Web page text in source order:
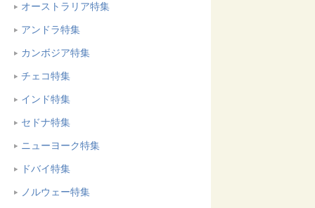
オーストラリア特集
アンドラ特集
カンボジア特集
チェコ特集
インド特集
セドナ特集
ニューヨーク特集
ドバイ特集
ノルウェー特集